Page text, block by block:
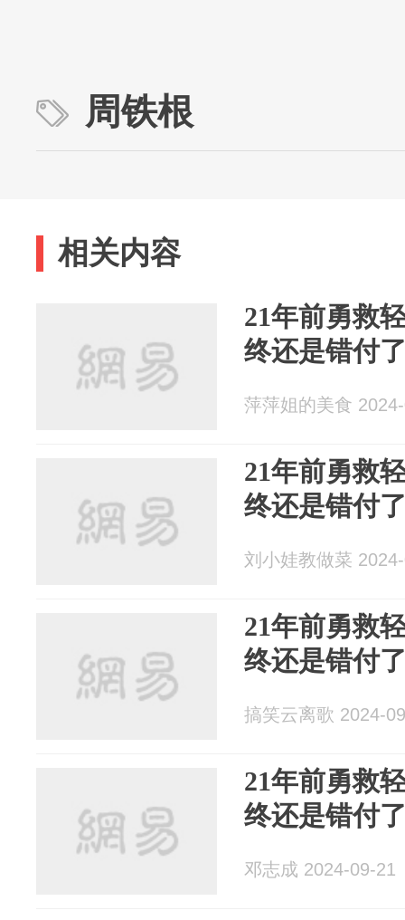
周铁根
相关内容
21年前勇救
终还是错付
萍萍姐的美食
21年前勇救
终还是错付
刘小娃教做菜
21年前勇救
终还是错付
搞笑云离歌 2024-
21年前勇救
终还是错付
邓志成 2024-09-21